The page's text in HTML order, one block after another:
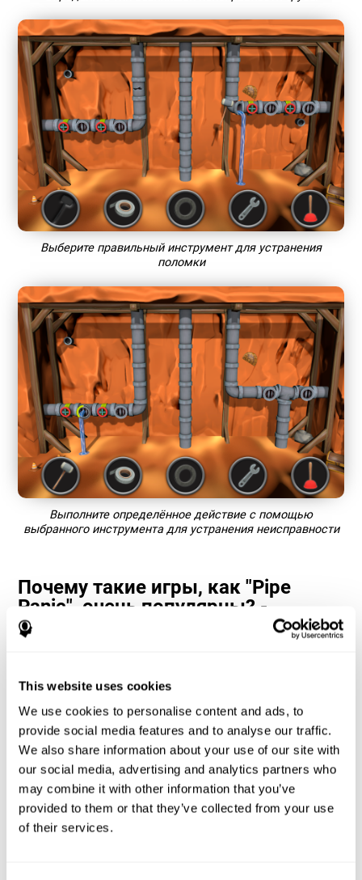
This website uses cookies
We use cookies to personalise content and ads, to
provide social media features and to analyse our traffic.
We also share information about your use of our site with
our social media, advertising and analytics partners who
may combine it with other information that you’ve
provided to them or that they’ve collected from your use
of their services.
Выберите правильный инструмент для устранения
поломки
Выполните определённое действие с помощью
выбранного инструмента для устранения неисправности
Почему такие игры, как "Pipe
Panic", очень популярны? -
История
пользователям управлять своими когнитивными ресурсами
ставить всё более сложные цели, которые потребуют
большей развитости задействованных когнитивных
способностей, что также способствует их стимуляции.
Как игра "Pipe Panic" помогает
улучшить мои когнитивные
способности?